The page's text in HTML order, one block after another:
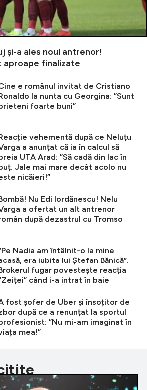
și-a ales noul antrenor!
aproape finalizate
e românul invitat de Cristiano
la nunta cu Georgina: ”Sunt
foarte buni”
vehementă după ce Neluțu
a anunțat că ia în calcul să
UTA Arad: ”Să cadă din lac în
Jale mai mare decât acolo nu
nicăieri!”
Nu Edi Iordănescu! Nelu
a ofertat un alt antrenor
după dezastrul cu Tromso
Nadia am întâlnit-o la mine
era iubita lui Ștefan Bănică”.
fugar povestește reacția
când i-a intrat în baie
fost șofer de Uber și însoțitor de
după ce a renunțat la sportul
”Nu mi-am imaginat în
mea!”